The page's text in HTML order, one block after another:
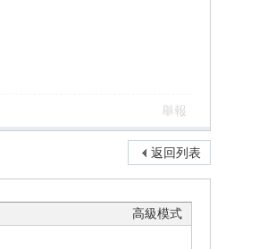
舉報
返回列表
高級模式